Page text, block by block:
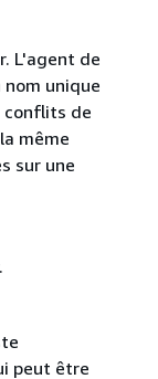
L'agent de
nom unique
conflits de
même
sur une
peut être